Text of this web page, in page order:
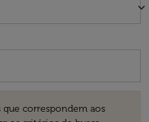
keyboard_arrow_down
correspondem aos